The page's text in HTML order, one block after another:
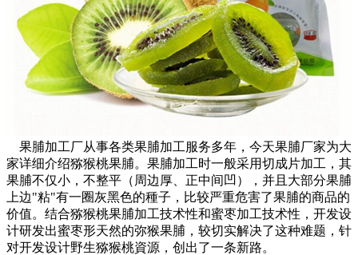
果脯加工厂从事各类果脯加工服务多年，今天果脯厂家为大
家详细介绍猕猴桃果脯。果脯加工时一般采用切成片加工，其
果脯不仅小，不整平（周边厚、正中间凹），并且大部分果脯
上边"粘"有一圈灰黑色的種子，比较严重危害了果脯的商品的
价值。结合猕猴桃果脯加工技术性和蜜枣加工技术性，开发设
计研发出蜜枣形天然的弥猴果脯，较切实解决了这种难题，针
对开发设计野生猕猴桃資源，创出了一条新路。